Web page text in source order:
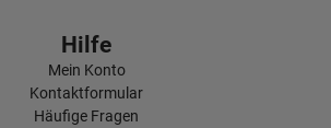
Hilfe
Mein Konto
Kontaktformular
Häufige Fragen